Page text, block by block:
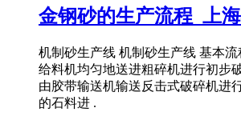
金钢砂的生产流程_上
机制砂生产线 机制砂生产线 基本
给料机均匀地送进粗碎机进行初步
由胶带输送机输送反击式破碎机进
的石料进 .